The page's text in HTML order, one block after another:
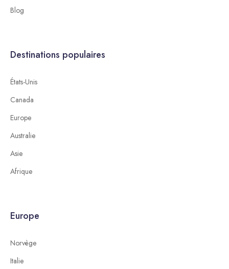
Blog
Destinations populaires
États-Unis
Canada
Europe
Australie
Asie
Afrique
Europe
Norvège
Italie